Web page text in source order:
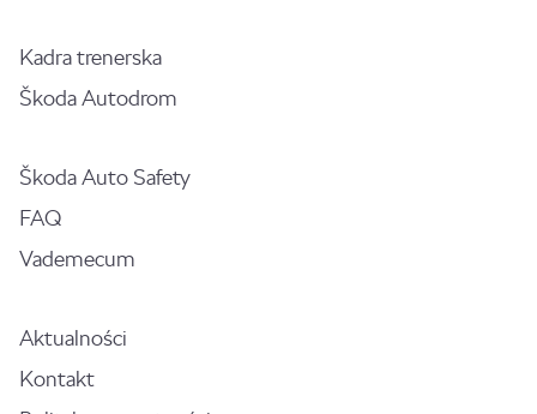
Kadra trenerska
Škoda Autodrom
Škoda Auto Safety
FAQ
Vademecum
Aktualności
Kontakt